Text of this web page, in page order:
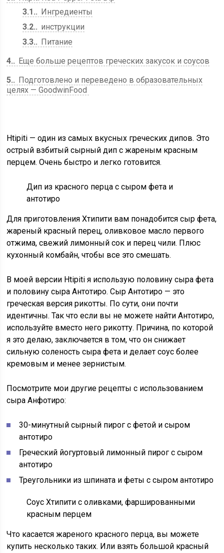
3.1.
Ингредиенты
3.2.
инструкции
3.3.
Питание
4.
Еще больше рецептов греческих закусок и соусов
5.
Подготовлено и переведено в образовательных
целях — GoodwinFood
Htipiti — один из самых вкусных греческих дипов. Это
острый взбитый сырный дип с жареным красным
перцем. Очень быстро и легко готовится.
Дип из красного перца с сыром фета и
антотиро
Для приготовления Хтипити вам понадобится сыр фета,
жареный красный перец, оливковое масло первого
отжима, свежий лимонный сок и перец чили. Плюс
кухонный комбайн, чтобы все это смешать.
В моей версии Htipiti я использую половину сыра фета
и половину сыра Антотиро. Сыр Антотиро — это
греческая версия рикотты. По сути, они почти
идентичны. Так что если вы не можете найти Антотиро,
используйте вместо него рикотту. Причина, по которой
я это делаю, заключается в том, что он снижает
сильную соленость сыра фета и делает соус более
кремовым и менее зернистым.
Посмотрите мои другие рецепты с использованием
сыра Анфотиро:
30-минутный сырный пирог с фетой и сыром
антотиро
Греческий йогуртовый лимонный пирог с сыром
антотиро
Треугольники из шпината и феты с сыром антотиро
Соус Хтипити с оливками, фаршированными
красным перцем
Что касается жареного красного перца, вы можете
купить несколько таких. Или взять большой красный